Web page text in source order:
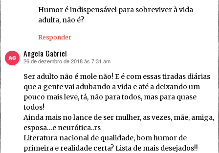
Humor é indispensável para sobreviver à vida
adulta, não é?
Responder
Angela Gabriel
disse:
26 de dezembro de 2018 às 7:31 am
Ser adulto não é mole não! E é com essas tiradas diárias
que a gente vai adubando a vida e até a deixando um
pouco mais leve, tá, não para todos, mas para quase
todos!
Ainda mais no lance de ser mulher, as vezes, mãe, amiga,
esposa…e neurótica..rs
Literatura nacional de qualidade, bom humor de
primeira e realidade certa? Lista de mais desejados!!